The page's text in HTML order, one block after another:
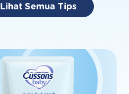
Lihat Semua Tips